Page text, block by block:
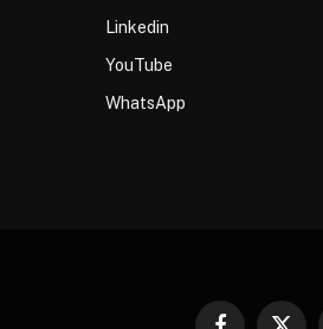
Linkedin
YouTube
WhatsApp